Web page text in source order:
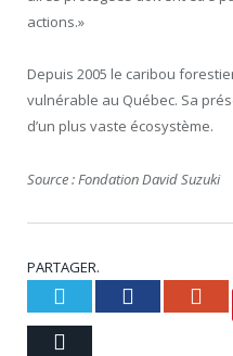
actions.»
Depuis 2005 le caribou
vulnérable au Québec. Sa
d’un plus vaste écosystème.
Source : Fondation David Suzuki
PARTAGER.
Twitter Facebook